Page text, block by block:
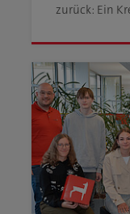
zurück: Ein